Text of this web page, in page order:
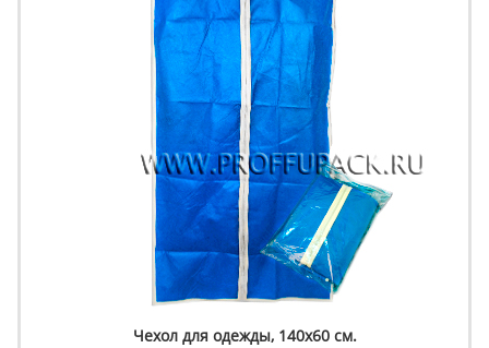
Чехол для одежды, 140х60 см.